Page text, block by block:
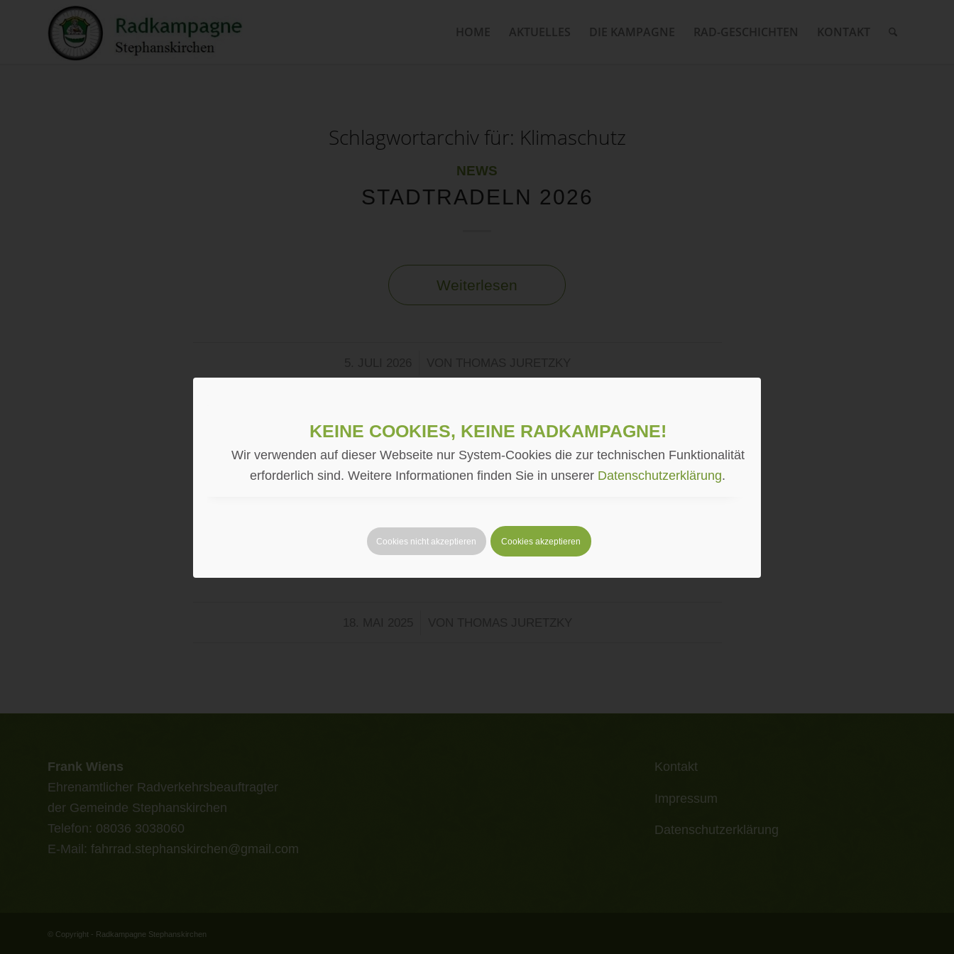
Keine Cookies, keine Radkampagne!
Wir verwenden auf dieser Webseite nur System-Cookies die zur technischen Funktionalität
erforderlich sind. Weitere Informationen finden Sie in unserer Datenschutzerklärung.
Cookies nicht akzeptieren Cookies akzeptieren
HOME AKTUELLES DIE KAMPAGNE RAD-GESCHICHTEN KONTAKT
Schlagwortarchiv für: Klimaschutz
NEWS
STADTRADELN 2026
Weiterlesen
NEWS
STADTRADELN 2025
Weiterlesen
Frank Wiens
Ehrenamtlicher Radverkehrsbeauftragter
der Gemeinde Stephanskirchen
Telefon: 08036 3038060
E-Mail: fahrrad.stephanskirchen@gmail.com
Kontakt
Impressum
Datenschutzerklärung
© Copyright - Radkampagne Stephanskirchen